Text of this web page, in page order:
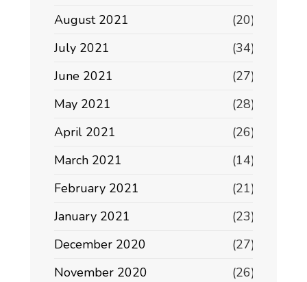
August 2021
(20)
July 2021
(34)
June 2021
(27)
May 2021
(28)
April 2021
(26)
March 2021
(14)
February 2021
(21)
January 2021
(23)
December 2020
(27)
November 2020
(26)